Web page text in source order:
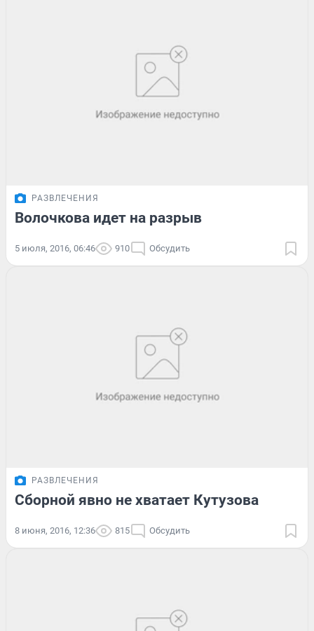
РАЗВЛЕЧЕНИЯ
Волочкова идет на разрыв
5 июля, 2016, 06:46 910 Обсудить
РАЗВЛЕЧЕНИЯ
Сборной явно не хватает Кутузова
8 июня, 2016, 12:36 815 Обсудить